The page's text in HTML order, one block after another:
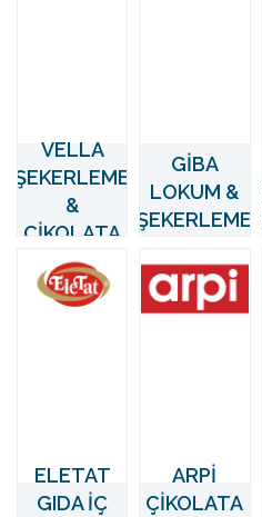
VELLA
ŞEKERLEME
&
ÇİKOLATA
GİBA
LOKUM &
ŞEKERLEME
ELETAT
GIDA İÇ
ARPİ
ÇİKOLATA